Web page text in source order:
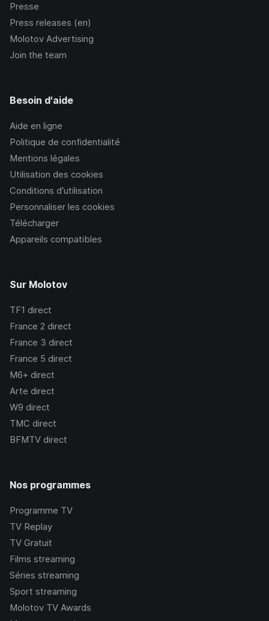
Presse
Press releases (en)
Molotov Advertising
Join the team
Besoin d'aide
Aide en ligne
Politique de confidentialité
Mentions légales
Utilisation des cookies
Conditions d’utilisation
Personnaliser les cookies
Télécharger
Appareils compatibles
Sur Molotov
TF1 direct
France 2 direct
France 3 direct
France 5 direct
M6+ direct
Arte direct
W9 direct
TMC direct
BFMTV direct
Nos programmes
Programme TV
TV Replay
TV Gratuit
Films streaming
Séries streaming
Sport streaming
Molotov TV Awards